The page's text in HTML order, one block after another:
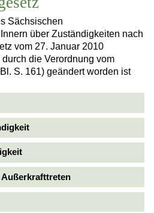
Sächsischen
über Zuständigkeiten nach
vom 27. Januar 2010
die Verordnung vom
S. 161) geändert worden ist